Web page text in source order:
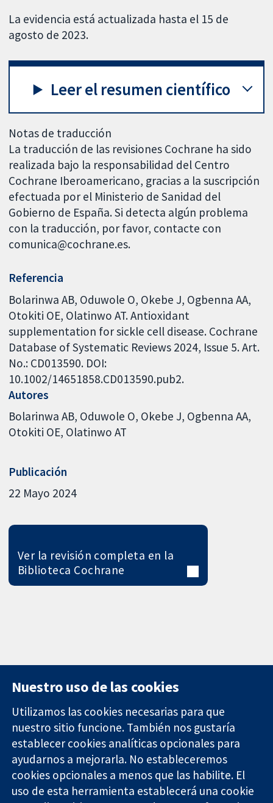
La evidencia está actualizada hasta el 15 de
agosto de 2023.
Leer el resumen científico
Notas de traducción
La traducción de las revisiones Cochrane ha sido
realizada bajo la responsabilidad del Centro
Cochrane Iberoamericano, gracias a la suscripción
efectuada por el Ministerio de Sanidad del
Gobierno de España. Si detecta algún problema
con la traducción, por favor, contacte con
comunica@cochrane.es.
Referencia
Bolarinwa AB, Oduwole O, Okebe J, Ogbenna AA,
Otokiti OE, Olatinwo AT. Antioxidant
supplementation for sickle cell disease. Cochrane
Database of Systematic Reviews 2024, Issue 5. Art.
No.: CD013590. DOI:
10.1002/14651858.CD013590.pub2.
Autores
Bolarinwa AB Oduwole O Okebe J Ogbenna AA
Otokiti OE Olatinwo AT
Publicación
22 Mayo 2024
Ver la revisión completa en la
Biblioteca Cochrane
Evidencia fiable.
Decisiones
informadas.
Mejor salud.
11-13 Cavendish
Square
Londres
W1G 0AN
Reino Unido
Contacto
Noticias
Prensa
Sobre
nosotros
Empleo
Nuestro uso de las cookies
Utilizamos las cookies necesarias para que
nuestro sitio funcione. También nos gustaría
establecer cookies analíticas opcionales para
ayudarnos a mejorarla. No estableceremos
cookies opcionales a menos que las habilite. El
uso de esta herramienta establecerá una cookie